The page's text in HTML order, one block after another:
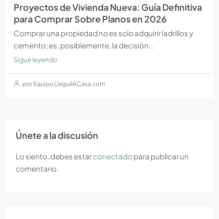
Proyectos de Vivienda Nueva: Guía Definitiva
para Comprar Sobre Planos en 2026
Comprar una propiedad no es solo adquirir ladrillos y
cemento; es, posiblemente, la decisión...
Sigue leyendo
por Equipo LleguéACasa.com
Únete a la discusión
Lo siento, debes estarconectado para publicar un
comentario.